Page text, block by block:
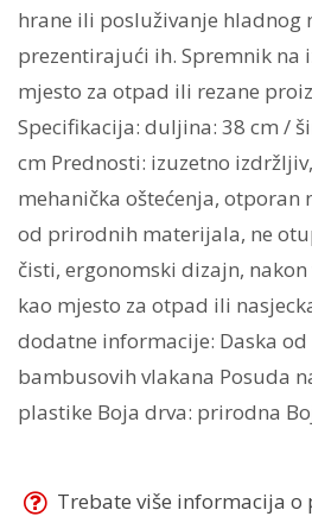
hrane ili posluživanje hladnog
prezentirajući ih. Spremnik na
mjesto za otpad ili rezane
Specifikacija: duljina: 38 cm /
cm Prednosti: izuzetno
mehanička oštećenja, otporan
od prirodnih materijala, ne
čisti, ergonomski dizajn,
kao mjesto za otpad ili
dodatne informacije: Daska
bambusovih vlakana Posuda
plastike Boja drva: prirodna
Trebate više informacija